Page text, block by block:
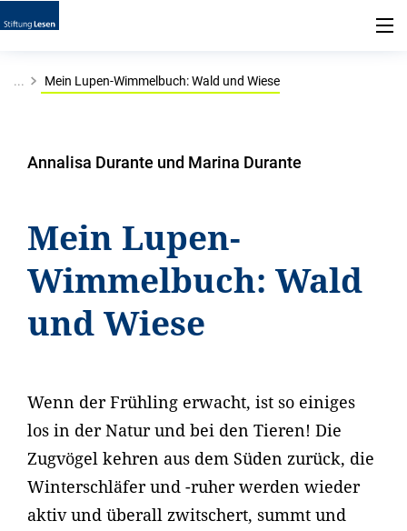
... Mein Lupen-Wimmelbuch: Wald und Wiese
Annalisa Durante und Marina Durante
Mein Lupen-
Wimmelbuch: Wald
und Wiese
Wenn der Frühling erwacht, ist so einiges
los in der Natur und bei den Tieren! Die
Zugvögel kehren aus dem Süden zurück, die
Winterschläfer und -ruher werden wieder
aktiv und überall zwitschert, summt und